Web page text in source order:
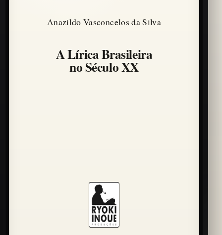
Anazildo Vasconcelos da Silva
A Lírica Brasileira
no Século XX